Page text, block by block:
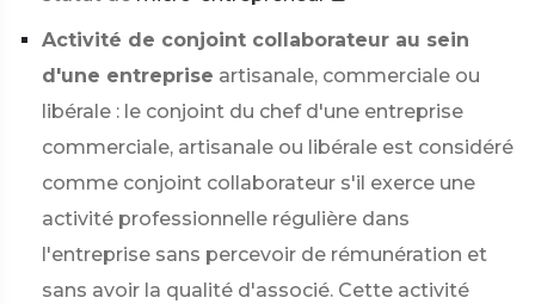
Activité de conjoint collaborateur au sein
d'une entreprise artisanale, commerciale ou
libérale : le conjoint du chef d'une entreprise
commerciale, artisanale ou libérale est considéré
comme conjoint collaborateur s'il exerce une
activité professionnelle régulière dans
l'entreprise sans percevoir de rémunération et
sans avoir la qualité d'associé. Cette activité